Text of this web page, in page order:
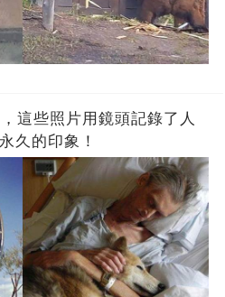
這些照片用鏡頭記錄了人
久的印象！